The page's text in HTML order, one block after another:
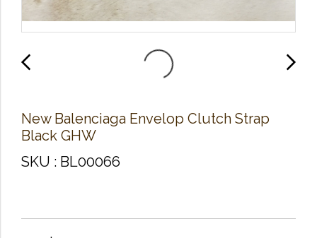
New Balenciaga Envelop Clutch Strap
Black GHW
SKU : BL00066